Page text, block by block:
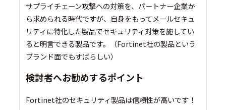
サプライチェーン攻撃への対策を、パートナー企業か
ら求められる時代ですが、自身をもってメールセキュ
リティに特化した製品でセキュリティ対策を施してい
ると明言できる製品です。（Fortinet社の製品という
ブランド面でもすばらしい）
検討者へお勧めするポイント
Fortinet社のセキュリティ製品は信頼性が高いです！